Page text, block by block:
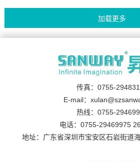
传真：0755-
E-mail：
热线：0755-
电话：0755-29469975
地址：广东省深圳市宝安区石岩街道